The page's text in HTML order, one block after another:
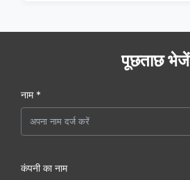
पूछताछ भेजें
नाम *
कंपनी का नाम